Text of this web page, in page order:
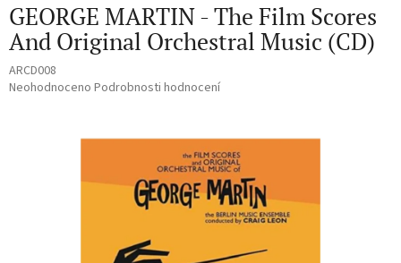
GEORGE MARTIN - The Film Scores
And Original Orchestral Music (CD)
ARCD008
Průměrné
Neohodnoceno Podrobnosti hodnocení